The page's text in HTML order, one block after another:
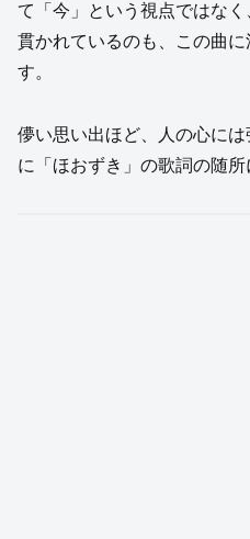
て「今」という視点ではな
貫かれているのも、この曲
す。
儚い思い出ほど、人の心に
に「ほおずき」の歌詞の随所